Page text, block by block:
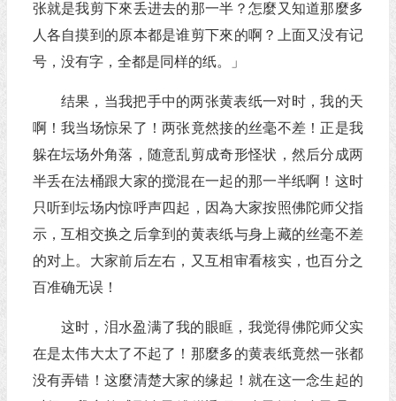
张就是我剪下來丢进去的那一半？怎麼又知道那麼多
人各自摸到的原本都是谁剪下來的啊？上面又没有记
号，没有字，全都是同样的纸。」
结果，当我把手中的两张黄表纸一对时，我的天
啊！我当场惊呆了！两张竟然接的丝毫不差！正是我
躲在坛场外角落，随意乱剪成奇形怪状，然后分成两
半丢在法桶跟大家的搅混在一起的那一半纸啊！这时
只听到坛场内惊呼声四起，因為大家按照佛陀师父指
示，互相交换之后拿到的黄表纸与身上藏的丝毫不差
的对上。大家前后左右，又互相审看核实，也百分之
百准确无误！
这时，泪水盈满了我的眼眶，我觉得佛陀师父实
在是太伟大太了不起了！那麼多的黄表纸竟然一张都
没有弄错！这麼清楚大家的缘起！就在这一念生起的